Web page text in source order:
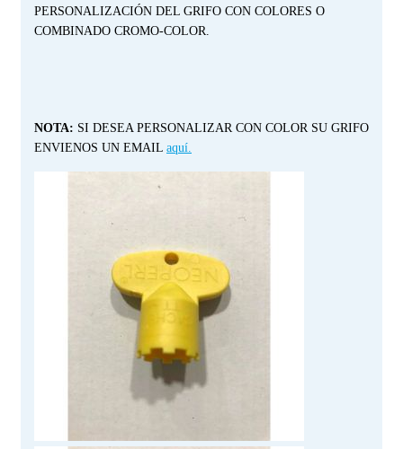
PERSONALIZACIÓN DEL GRIFO CON COLORES O
COMBINADO CROMO-COLOR.
NOTA: SI DESEA PERSONALIZAR CON COLOR SU GRIFO
ENVIENOS UN EMAIL aquí.